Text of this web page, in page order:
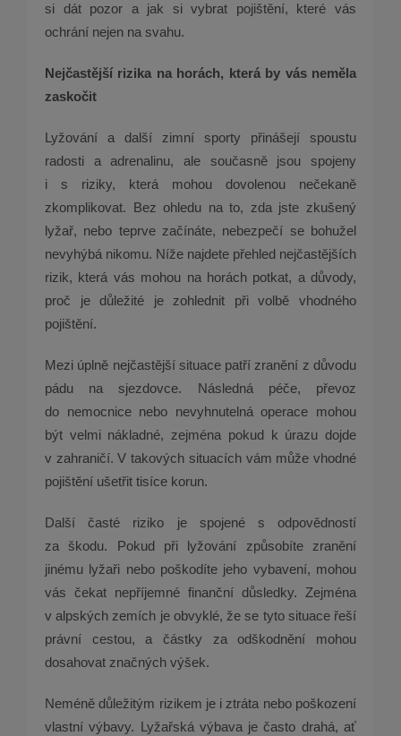
si dát pozor a jak si vybrat pojištění, které vás
ochrání nejen na svahu.
Nejčastější rizika na horách, která by vás neměla
zaskočit
Lyžování a další zimní sporty přinášejí spoustu
radosti a adrenalinu, ale současně jsou spojeny
i s riziky, která mohou dovolenou nečekaně
zkomplikovat. Bez ohledu na to, zda jste zkušený
lyžař, nebo teprve začínáte, nebezpečí se bohužel
nevyhýbá nikomu. Níže najdete přehled nejčastějších
rizik, která vás mohou na horách potkat, a důvody,
proč je důležité je zohlednit při volbě vhodného
pojištění.
Mezi úplně nejčastější situace patří zranění z důvodu
pádu na sjezdovce. Následná péče, převoz
do nemocnice nebo nevyhnutelná operace mohou
být velmi nákladné, zejména pokud k úrazu dojde
v zahraničí. V takových situacích vám může vhodné
pojištění ušetřit tisíce korun.
Další časté riziko je spojené s odpovědností
za škodu. Pokud při lyžování způsobíte zranění
jinému lyžaři nebo poškodíte jeho vybavení, mohou
vás čekat nepříjemné finanční důsledky. Zejména
v alpských zemích je obvyklé, že se tyto situace řeší
právní cestou, a částky za odškodnění mohou
dosahovat značných výšek.
Neméně důležitým rizikem je i ztráta nebo poškození
vlastní výbavy. Lyžařská výbava je často drahá, ať